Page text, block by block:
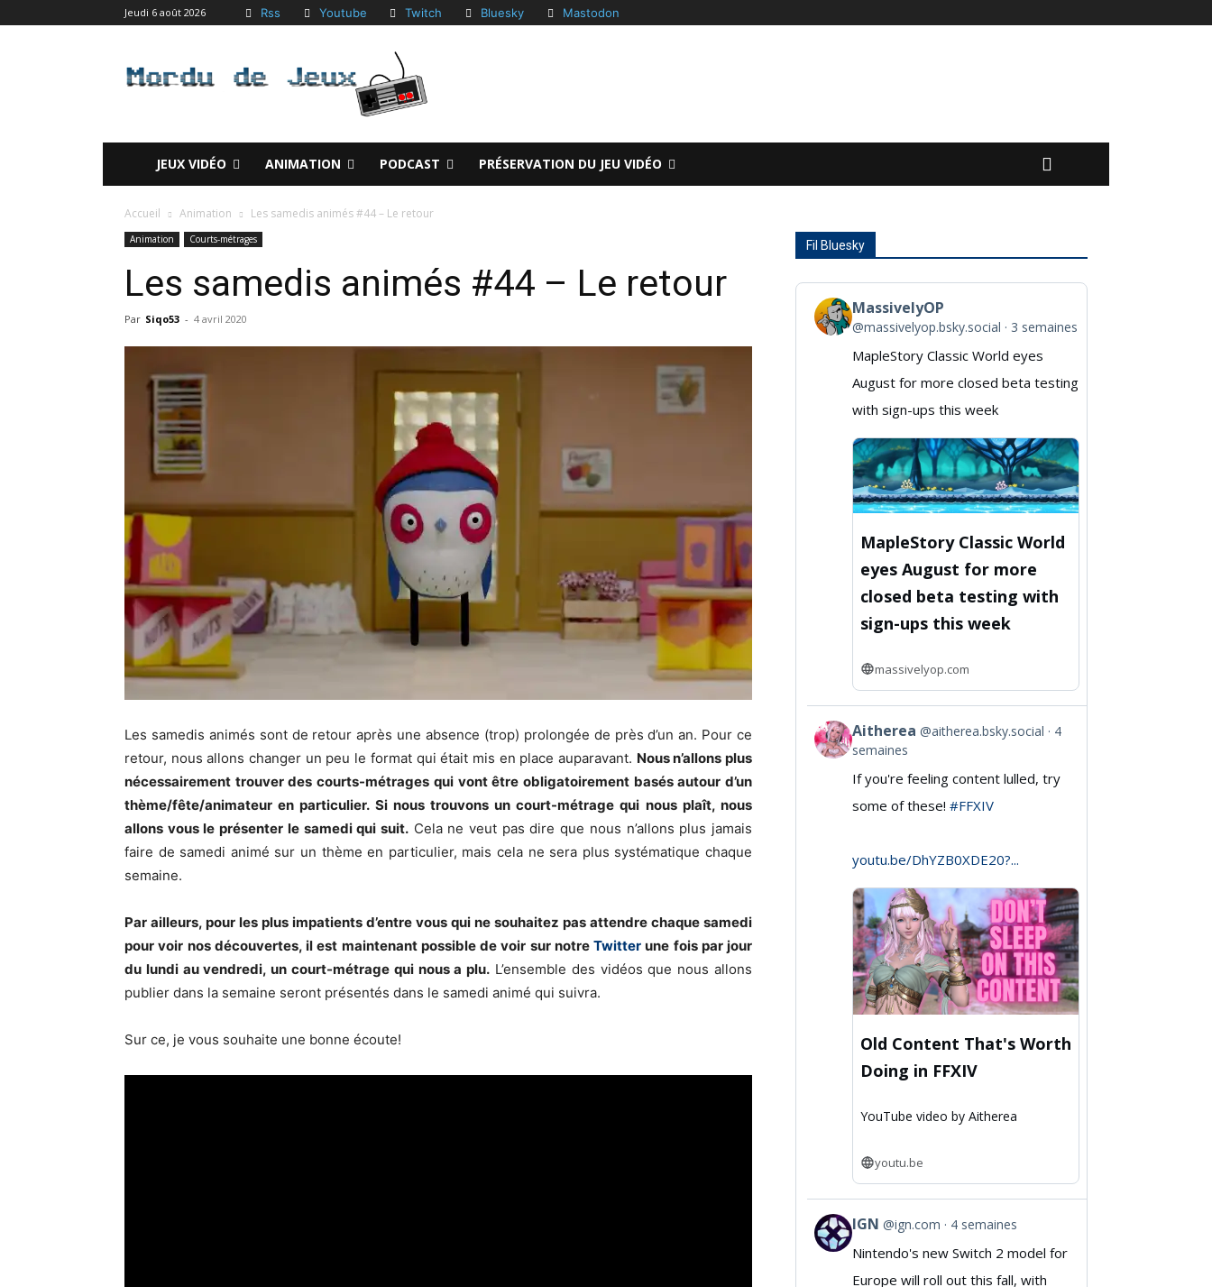
Jeudi 6 août 2026 Rss Youtube Twitch Bluesky Mastodon
JEUX VIDÉO ANIMATION PODCAST PRÉSERVATION DU JEU VIDÉO
Accueil Animation Les samedis animés #44 – Le retour
Animation Courts-métrages
Les samedis animés #44 – Le retour
Par Siqo53 - 4 avril 2020
Les samedis animés sont de retour après une absence (trop) prolongée de près d’un an. Pour ce
retour, nous allons changer un peu le format qui était mis en place auparavant. Nous n’allons plus
nécessairement trouver des courts-métrages qui vont être obligatoirement basés autour d’un
thème/fête/animateur en particulier. Si nous trouvons un court-métrage qui nous plaît, nous
allons vous le présenter le samedi qui suit.Cela ne veut pas dire que nous n’allons plus jamais
faire de samedi animé sur un thème en particulier, mais cela ne sera plus systématique chaque
semaine.
Par ailleurs, pour les plus impatients d’entre vous qui ne souhaitez pas attendre chaque samedi
pour voir nos découvertes, il est maintenant possible de voir sur notre Twitter une fois par jour
du lundi au vendredi, un court-métrage qui nous a plu. L’ensemble des vidéos que nous allons
publier dans la semaine seront présentés dans le samedi animé qui suivra.
Sur ce, je vous souhaite une bonne écoute!
Fil Bluesky
View
post
MassivelyOP
Bluesky
MassivelyOP
@massivelyop.bsky.social 3 semaines
MapleStory Classic World eyes
August for more closed beta testing
with sign-ups this week
MapleStory Classic World
eyes August for more
closed beta testing with
sign-ups this week
massivelyop.com
View
post
Aitherea
Bluesky
Aitherea @aitherea.bsky.social
4
semaines
If you're feeling content lulled, try
some of these! #FFXIV
youtu.be/DhYZB0XDE20?...
Old Content That's Worth
Doing in FFXIV
YouTube video by Aitherea
youtu.be
View
post
IGN @ign.com 4 semaines
Nintendo's new Switch 2 model for
Europe will roll out this fall, with